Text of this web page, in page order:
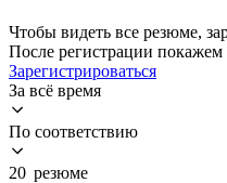
Чтобы видеть все резюме,
После регистрации
Зарегистрироваться
За всё время
По соответствию
20 резюме